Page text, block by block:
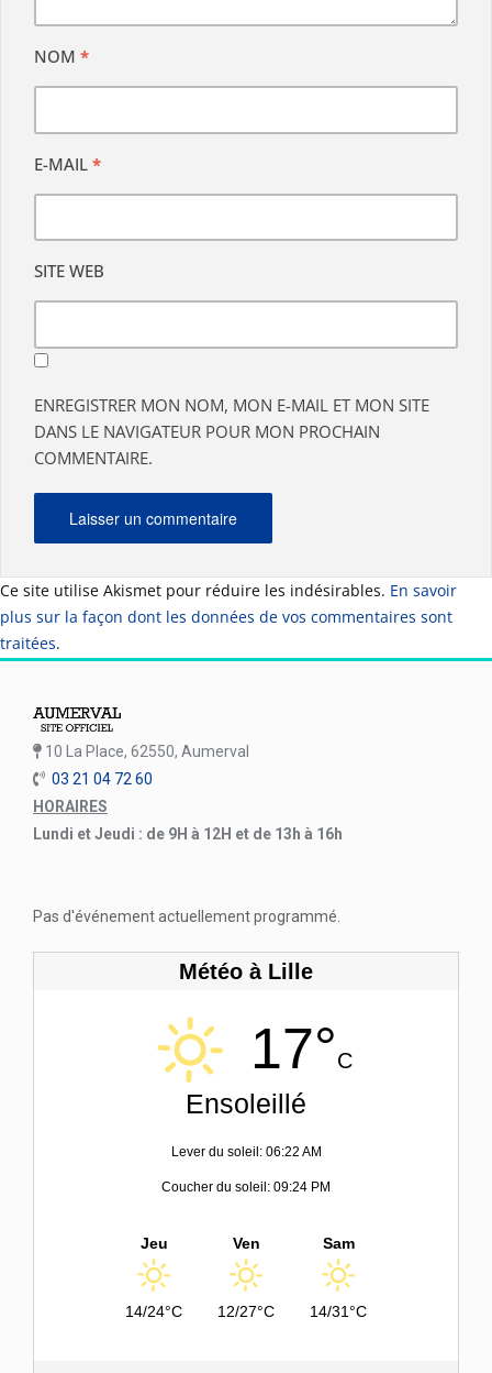
NOM *
E-MAIL *
SITE WEB
ENREGISTRER MON NOM, MON E-MAIL ET MON SITE
DANS LE NAVIGATEUR POUR MON PROCHAIN
COMMENTAIRE.
Ce site utilise Akismet pour réduire les indésirables. En savoir
plus sur la façon dont les données de vos commentaires sont
traitées.
10 La Place, 62550, Aumerval
03 21 04 72 60
HORAIRES
Lundi et Jeudi : de 9H à 12H et de 13h à 16h
Pas d'événement actuellement programmé.
Météo à Lille
17°C
Ensoleillé
Lever du soleil: 06:22 AM
Coucher du soleil: 09:24 PM
Jeu
14/24°C
Ven
12/27°C
Sam
14/31°C